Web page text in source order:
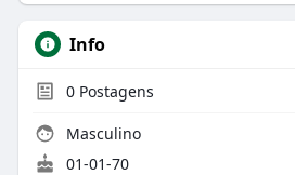
Info
0Postagens
Masculino
01-01-70